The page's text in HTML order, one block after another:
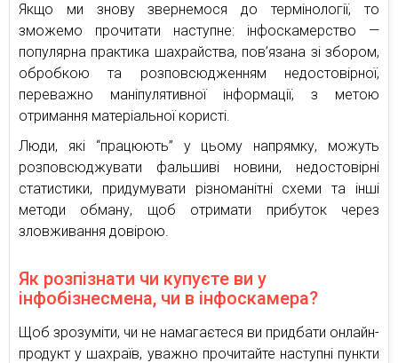
Якщо ми знову звернемося до термінології, то
зможемо прочитати наступне: інфоскамерство —
популярна практика шахрайства, пов’язана зі збором,
обробкою та розповсюдженням недостовірної,
переважно маніпулятивної інформації, з метою
отримання матеріальної користі.
Люди, які “працюють” у цьому напрямку, можуть
розповсюджувати фальшиві новини, недостовірні
статистики, придумувати різноманітні схеми та інші
методи обману, щоб отримати прибуток через
зловживання довірою.
Як розпізнати чи купуєте ви у
інфобізнесмена, чи в інфоскамера?
Щоб зрозуміти, чи не намагаєтеся ви придбати онлайн-
продукт у шахраїв, уважно прочитайте наступні пункти